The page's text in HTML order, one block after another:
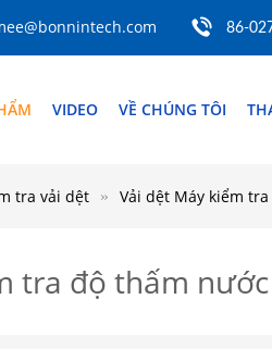
86-
VIDEO VỀ CHÚNG TÔI
tra vải dệt Vải dệt Máy kiểm
tra độ thấm